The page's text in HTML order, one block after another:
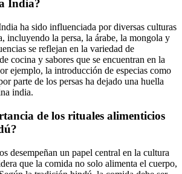
India?
ha sido influenciada por diversas culturas
incluyendo la persa, la árabe, la mongola y
se reflejan en la variedad de
cocina y sabores que se encuentran en la
ejemplo, la introducción de especias como
parte de los persas ha dejado una huella
india.
de los rituales alimenticios
desempeñan un papel central en la cultura
que la comida no solo alimenta el cuerpo,